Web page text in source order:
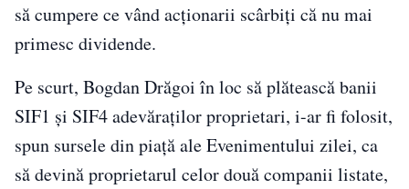
să cumpere ce vând acționarii scârbiți că nu mai
primesc dividende.
Pe scurt, Bogdan Drăgoi în loc să plătească banii
SIF1 și SIF4 adevăraților proprietari, i-ar fi folosit,
spun sursele din piață ale Evenimentului zilei, ca
să devină proprietarul celor două companii listate,